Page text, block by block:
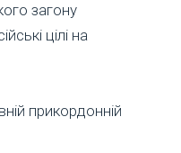
загону
цілі на
прикордонній